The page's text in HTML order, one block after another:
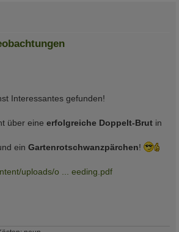
Interessantes gefunden!
über eine erfolgreiche Doppelt-Brut in
ein Gartenrotschwanzpärchen!
uploads/o ... eeding.pdf